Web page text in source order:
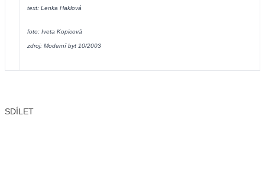
text: Lenka Haklová
foto: Iveta Kopicová
zdroj: Moderní byt 10/2003
SDÍLET